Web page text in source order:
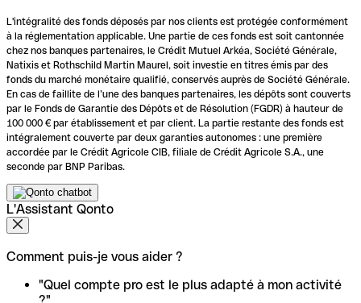
L'intégralité des fonds déposés par nos clients est protégée conformément
à la réglementation applicable. Une partie de ces fonds est soit cantonnée
chez nos banques partenaires, le Crédit Mutuel Arkéa, Société Générale,
Natixis et Rothschild Martin Maurel, soit investie en titres émis par des
fonds du marché monétaire qualifié, conservés auprès de Société Générale.
En cas de faillite de l’une des banques partenaires, les dépôts sont couverts
par le Fonds de Garantie des Dépôts et de Résolution (FGDR) à hauteur de
100 000 € par établissement et par client. La partie restante des fonds est
intégralement couverte par deux garanties autonomes : une première
accordée par le Crédit Agricole CIB, filiale de Crédit Agricole S.A., une
seconde par BNP Paribas.
L'Assistant Qonto
Comment puis-je vous aider ?
"Quel compte pro est le plus adapté à mon activité